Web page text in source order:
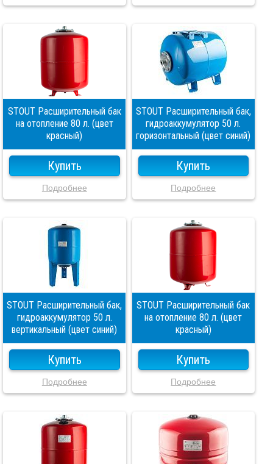
STOUT Расширительный бак
на отопление 80 л. (цвет
красный)
Купить
Подробнее
STOUT Расширительный бак,
гидроаккумулятор 50 л.
горизонтальный (цвет синий)
Купить
Подробнее
STOUT Расширительный бак,
гидроаккумулятор 50 л.
вертикальный (цвет синий)
Купить
Подробнее
STOUT Расширительный бак
на отопление 80 л. (цвет
красный)
Купить
Подробнее